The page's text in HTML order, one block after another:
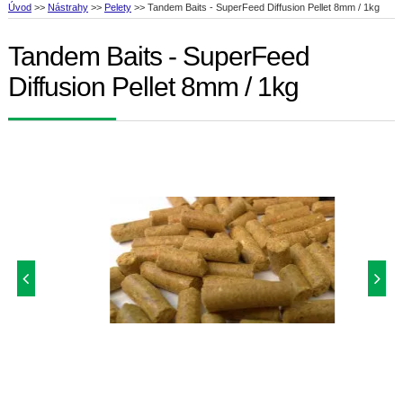
Úvod >> Nástrahy >> Pelety >> Tandem Baits - SuperFeed Diffusion Pellet 8mm / 1kg
Tandem Baits - SuperFeed
Diffusion Pellet 8mm / 1kg